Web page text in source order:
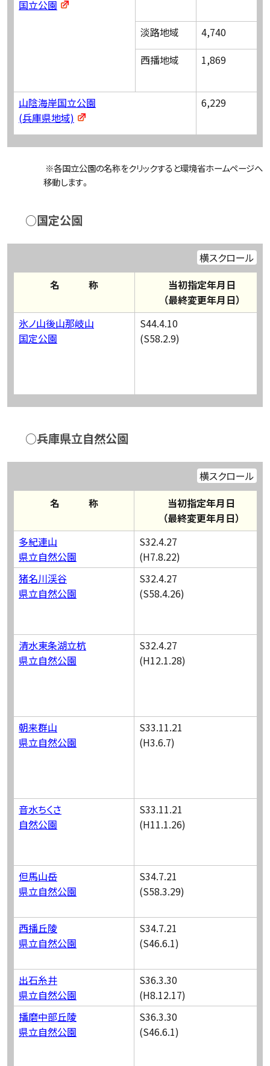
国立公園
淡路地域
4,740
西播地域
1,869
山陰海岸国立公園
(兵庫県地域)
6,229
※各国立公園の名称をクリックすると環境省ホームページへ
移動します。
○国定公園
横スクロール
名 称
当初指定年月日
（最終変更年月日）
氷ノ山後山那岐山
国定公園
S44.4.10
(S58.2.9)
○兵庫県立自然公園
横スクロール
名 称
当初指定年月日
（最終変更年月日）
多紀連山
県立自然公園
S32.4.27
(H7.8.22)
猪名川渓谷
県立自然公園
S32.4.27
(S58.4.26)
清水東条湖立杭
県立自然公園
S32.4.27
(H12.1.28)
朝来群山
県立自然公園
S33.11.21
(H3.6.7)
音水ちくさ
自然公園
S33.11.21
(H11.1.26)
但馬山岳
県立自然公園
S34.7.21
(S58.3.29)
西播丘陵
県立自然公園
S34.7.21
(S46.6.1)
出石糸井
県立自然公園
S36.3.30
(H8.12.17)
播磨中部丘陵
県立自然公園
S36.3.30
(S46.6.1)